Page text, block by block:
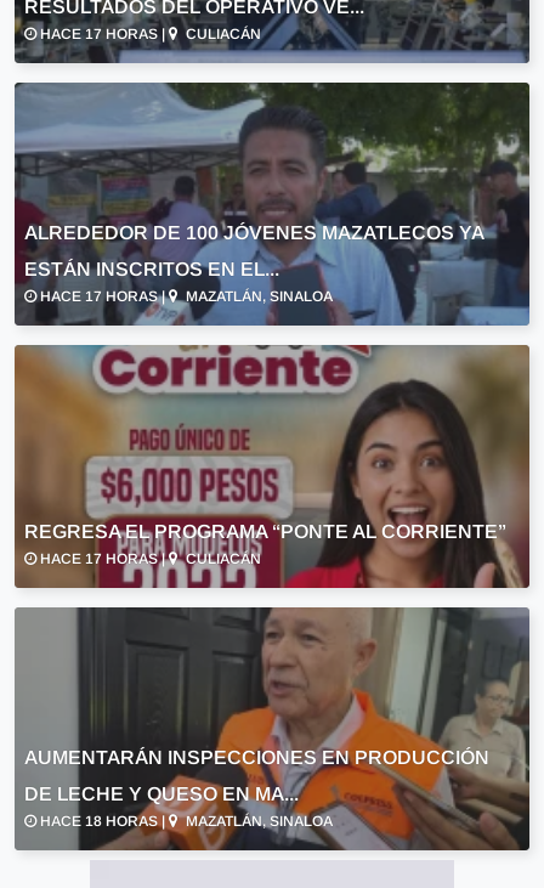
RESULTADOS DEL OPERATIVO VE...
HACE 17 HORAS | CULIACÁN
ALREDEDOR DE 100 JÓVENES MAZATLECOS YA
ESTÁN INSCRITOS EN EL...
HACE 17 HORAS | MAZATLÁN, SINALOA
REGRESA EL PROGRAMA “PONTE AL CORRIENTE”
HACE 17 HORAS | CULIACÁN
AUMENTARÁN INSPECCIONES EN PRODUCCIÓN
DE LECHE Y QUESO EN MA...
HACE 18 HORAS | MAZATLÁN, SINALOA